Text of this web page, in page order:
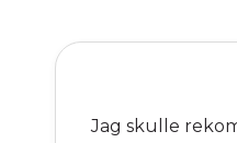
Jag skulle